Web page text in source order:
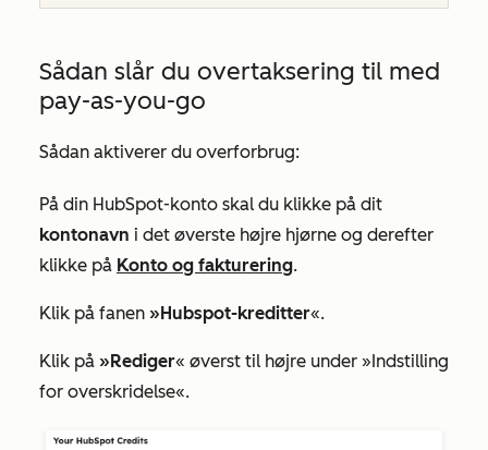
Sådan slår du overtaksering til med
pay-as-you-go
Sådan aktiverer du overforbrug:
På din HubSpot-konto skal du klikke på dit
kontonavn i det øverste højre hjørne og derefter
klikke på Konto og fakturering.
Klik på fanen »Hubspot-kreditter«.
Klik på »Rediger« øverst til højre under »Indstilling
for overskridelse«.